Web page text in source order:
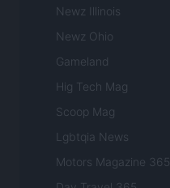
Newz Illinois
Newz Ohio
Gameland
Hig Tech Mag
Scoop Mag
Lgbtqia News
Motors Magazine 365